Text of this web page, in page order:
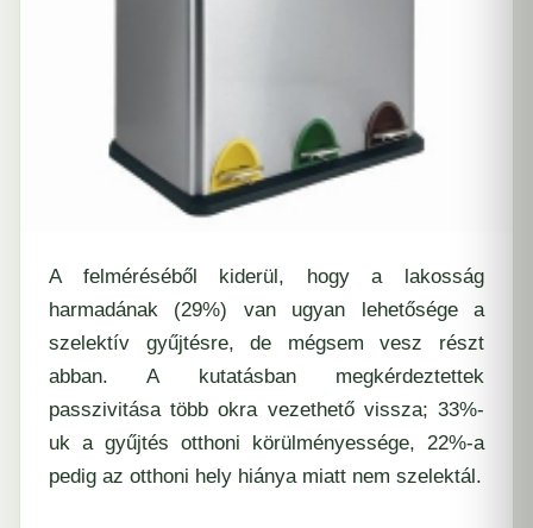
A felméréséből kiderül, hogy a lakosság
harmadának (29%) van ugyan lehetősége a
szelektív gyűjtésre, de mégsem vesz részt
abban. A kutatásban megkérdeztettek
passzivitása több okra vezethető vissza; 33%-
uk a gyűjtés otthoni körülményessége, 22%-a
pedig az otthoni hely hiánya miatt nem szelektál.